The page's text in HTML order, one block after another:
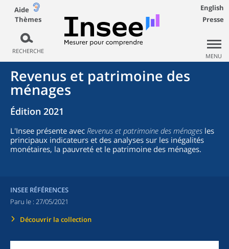
Aide
Thèmes
RECHERCHE
English
Presse
MENU
Revenus et patrimoine des
ménages
Édition 2021
L'Insee présente avec Revenus et patrimoine des ménages les
principaux indicateurs et des analyses sur les inégalités
monétaires, la pauvreté et le patrimoine des ménages.
INSEE RÉFÉRENCES
Paru le : 27/05/2021
Découvrir la collection